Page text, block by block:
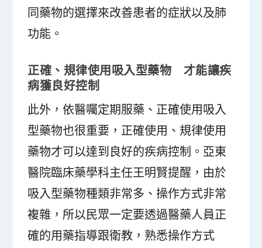
同藥物的選擇來改善患者的症狀以及肺
功能。
正確、規律使用吸入型藥物 才能讓疾
病獲良好控制
此外，依醫囑定期服藥、正確使用吸入
型藥物也很重要，正確使用、規律使用
藥物才可以達到良好的疾病控制。亞東
醫院臨床藥學科主任王明賢提醒，由於
吸入型藥物種類非常多、操作方式非常
複雜，所以民眾一定要透過醫藥人員正
確的用藥指導跟衛教，熟悉操作方式